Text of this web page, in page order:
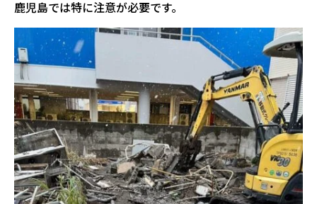
鹿児島では特に注意が必要です。